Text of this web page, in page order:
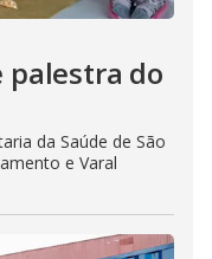
palestra do
da Saúde de São
e Varal